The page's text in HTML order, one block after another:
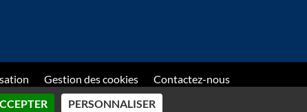
PERSONNALISER
Gestion des cookies Contactez-nous